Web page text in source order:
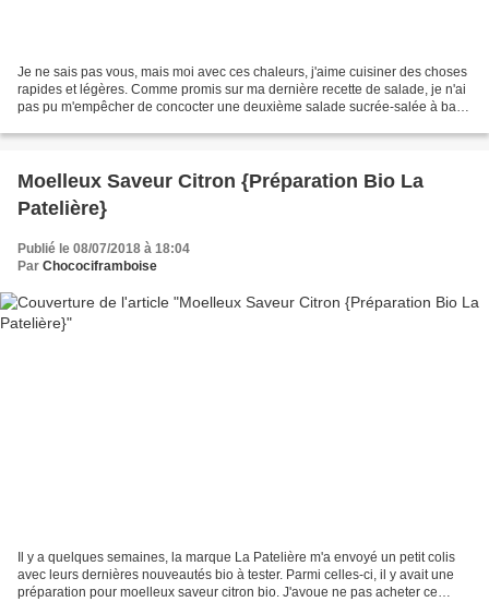
Je ne sais pas vous, mais moi avec ces chaleurs, j'aime cuisiner des choses
rapides et légères. Comme promis sur ma dernière recette de salade, je n'ai
pas pu m'empêcher de concocter une deuxième salade sucrée-salée à base
Moelleux Saveur Citron {Préparation Bio La
Patelière}
Publié le 08/07/2018 à 18:04
Par Chocociframboise
Il y a quelques semaines, la marque La Patelière m'a envoyé un petit colis
avec leurs dernières nouveautés bio à tester. Parmi celles-ci, il y avait une
préparation pour moelleux saveur citron bio. J'avoue ne pas acheter ce